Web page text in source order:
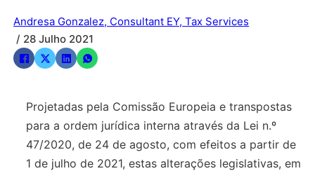
Andresa Gonzalez, Consultant EY, Tax Services
/ 28 Julho 2021
Projetadas pela Comissão Europeia e transpostas
para a ordem jurídica interna através da Lei n.º
47/2020, de 24 de agosto, com efeitos a partir de
1 de julho de 2021, estas alterações legislativas, em